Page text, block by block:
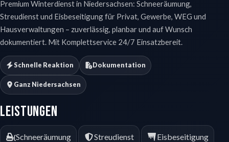
Premium Winterdienst in Niedersachsen: Schneeräumung,
Streudienst und Eisbeseitigung für Privat, Gewerbe, WEG und
Hausverwaltungen – zuverlässig, planbar und auf Wunsch
dokumentiert. Mit Komplettservice 24/7 Einsatzbereit.
Schnelle Reaktion Dokumentation
Ganz Niedersachsen
Leistungen
Schneeräumung Streudienst Eisbeseitigung